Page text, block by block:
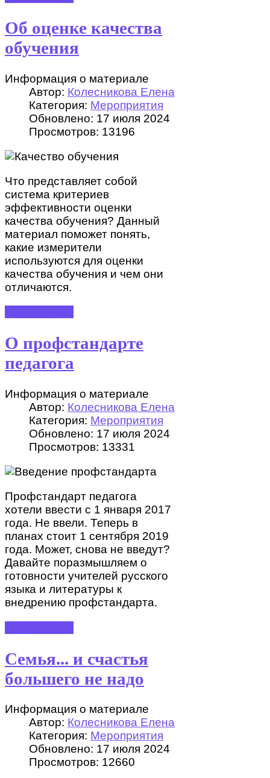
Об оценке качества
обучения
Информация о материале
Автор: Колесникова Елена
Категория: Мероприятия
Обновлено: 17 июля 2024
Просмотров: 13196
Что представляет собой
система критериев
эффективности оценки
качества обучения? Данный
материал поможет понять,
какие измерители
используются для оценки
качества обучения и чем они
отличаются.
О профстандарте
педагога
Информация о материале
Автор: Колесникова Елена
Категория: Мероприятия
Обновлено: 17 июля 2024
Просмотров: 13331
Профстандарт педагога
хотели ввести с 1 января 2017
года. Не ввели. Теперь в
планах стоит 1 сентября 2019
года. Может, снова не введут?
Давайте поразмышляем о
готовности учителей русского
языка и литературы к
внедрению профстандарта.
Семья... и счастья
большего не надо
Информация о материале
Автор: Колесникова Елена
Категория: Мероприятия
Обновлено: 17 июля 2024
Просмотров: 12660